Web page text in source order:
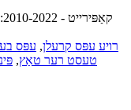
© קאַפּירייט - 2010-2022: אַלע רעכטן רעזערווירט.
רויע עפּס קרעלן, עפּס
טעסט רער טאַץ,